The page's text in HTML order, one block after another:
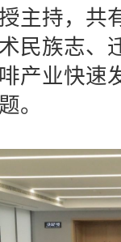
主持，共
民族志、
产业快速
。